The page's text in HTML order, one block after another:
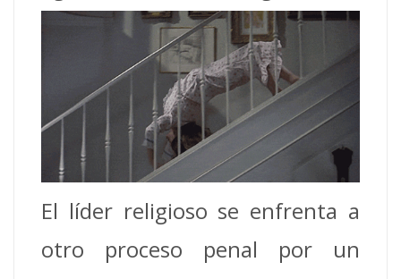
El líder religioso se enfrenta a
otro proceso penal por un